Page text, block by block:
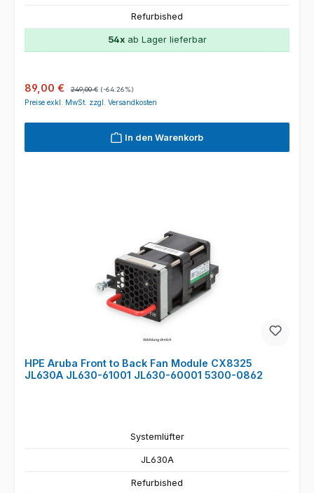
Refurbished
54xab Lager lieferbar
Verkaufspreis:
89,00 € Regulärer Preis:
249,00 € (-64.26%)
Preise exkl. MwSt. zzgl. Versandkosten
In den Warenkorb
HPE Aruba Front to Back Fan Module CX8325
JL630A JL630-61001 JL630-60001 5300-0862
Systemlüfter
JL630A
Refurbished